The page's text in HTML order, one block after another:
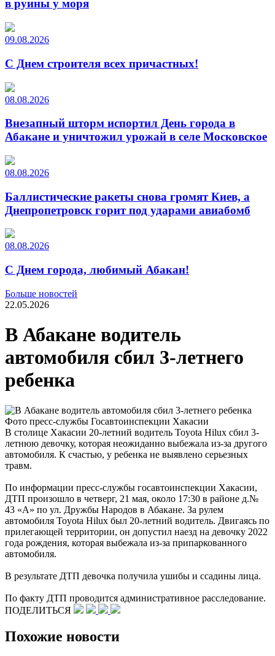
в руины у моря
09.08.2026
С Днем строителя всех причастных!
08.08.2026
Внезапный шторм испортил День города в
Абакане и уничтожил урожай в селе Московское
08.08.2026
Баллистические ракеты снова громят Киев, а
Днепропетровск горит под ударами авиабомб
08.08.2026
С Днем города, любимый Абакан!
Больше новостей
22.05.2026
В Абакане водитель
автомобиля сбил 3-летнего
ребенка
Фото пресс-службы Госавтоинспекции Хакасии
В столице Хакасии 20-летний водитель Toyota Hilux сбил 3-
летнюю девочку, которая неожиданно выбежала из-за другого
автомобиля. К счастью, у ребенка не выявлено серьезных
травм.
По информации пресс-службы госавтоинспекции Хакасии,
ДТП произошло в четверг, 21 мая, около 17:30 в районе д.№
43 «А» по ул. Дружбы Народов в Абакане. За рулем
автомобиля Toyota Hilux был 20-летний водитель. Двигаясь по
прилегающей территории, он допустил наезд на девочку 2022
года рождения, которая выбежала из-за припаркованного
автомобиля.
В результате ДТП девочка получила ушибы и ссадины лица.
По факту ДТП проводится административное расследование.
ПОДЕЛИТЬСЯ
Похожие новости